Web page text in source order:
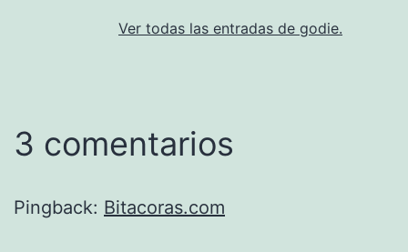
Ver todas las entradas de godie.
3 comentarios
Pingback: Bitacoras.com